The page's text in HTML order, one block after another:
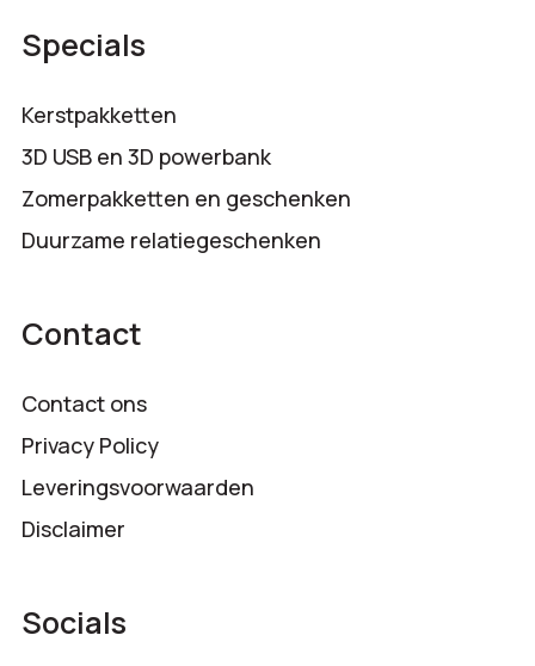
Specials
Kerstpakketten
3D USB en 3D powerbank
Zomerpakketten en geschenken
Duurzame relatiegeschenken
Contact
Contact ons
Privacy Policy
Leveringsvoorwaarden
Disclaimer
Socials